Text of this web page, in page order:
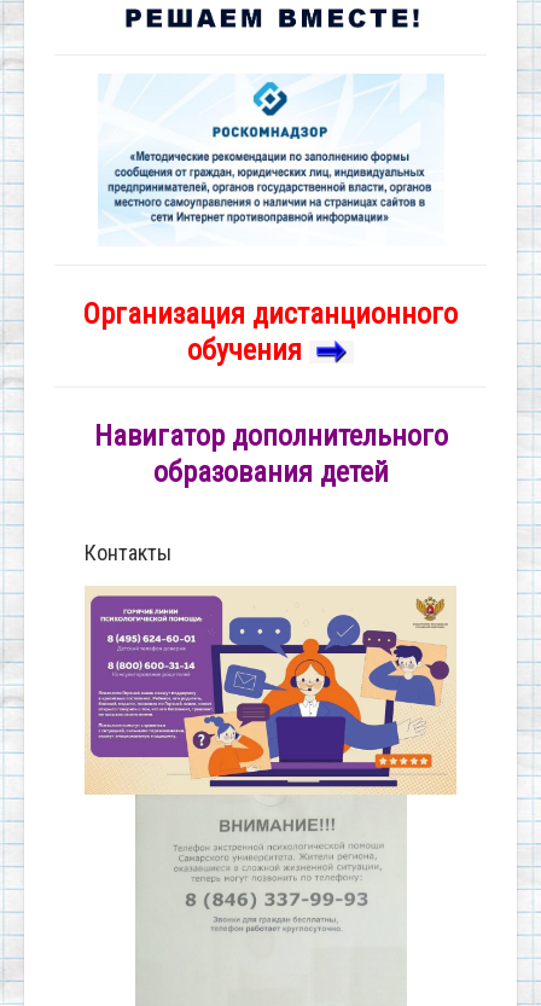
Организация дистанционного
обучения
Навигатор дополнительного
образования детей
Контакты